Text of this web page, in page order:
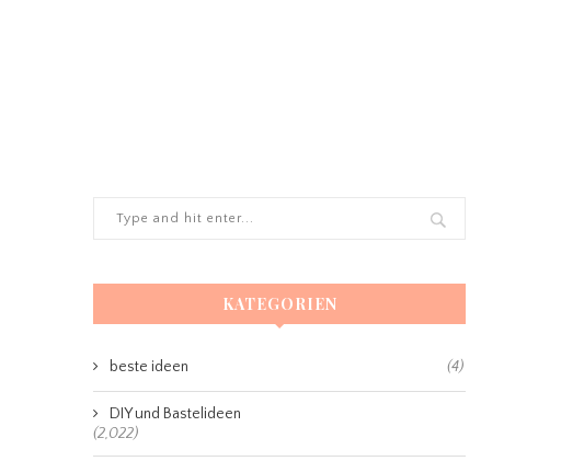
KATEGORIEN
beste ideen (4)
DIY und Bastelideen
(2,022)